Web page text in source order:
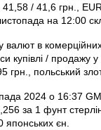
/ 41,6 грн.,
на 12:00
валют в
купівлі /
польський
2024 о 16:37
за 1 фунт
єн.